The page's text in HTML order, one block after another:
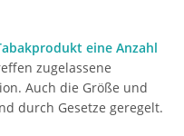
eine Anzahl
zugelassene
Auch die Größe und
durch Gesetze geregelt.